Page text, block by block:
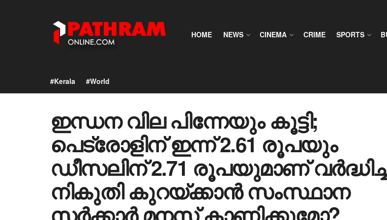
HOME NEWS CINEMA CRIME SPORTS
#Kerala #World
ഇന്ധന വില പിന്നേയും കൂട്ടി;
പെട്രോളിന് ഇന്ന് 2.61 രൂപയും
ഡീസലിന് 2.71 രൂപയുമാണ്
നികുതി കുറയ്ക്കാൻ സംസ്ഥാന